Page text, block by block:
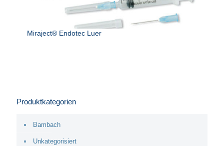
Miraject® Endotec Luer
Produktkategorien
Bambach
Unkategorisiert